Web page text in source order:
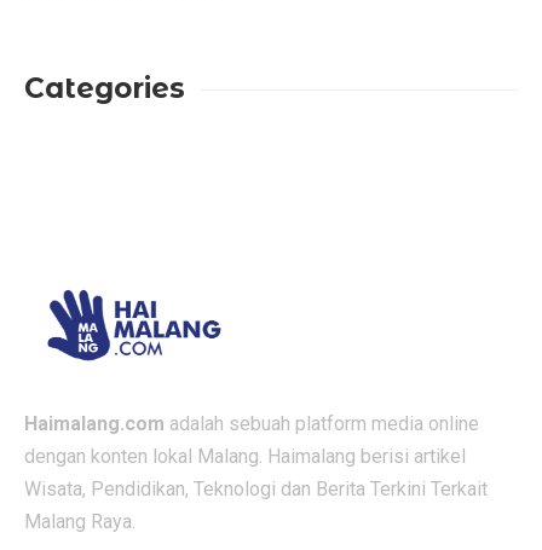
Categories
Haimalang.com adalah sebuah platform media online
dengan konten lokal Malang. Haimalang berisi artikel
Wisata, Pendidikan, Teknologi dan Berita Terkini Terkait
Malang Raya.